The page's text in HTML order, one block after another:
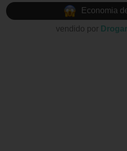
Economia
vendido por